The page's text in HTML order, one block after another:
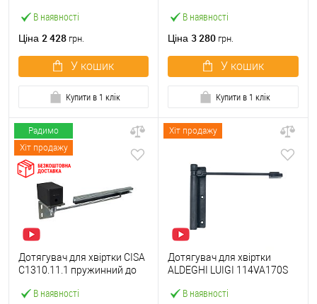
В наявності
Ціна 2 428 грн.
У кошик
Купити в 1 клік
В наявності
Ціна 3 280 грн.
У кошик
Купити в 1 клік
Радимо
Хіт продажу
В наявності
Дотягувач для хвіртки CISA
C1310.11.1 пружинний до
Хіт продажу
В наявності
Дотягувач для хвіртки
ALDEGHI LUIGI 114VA170S